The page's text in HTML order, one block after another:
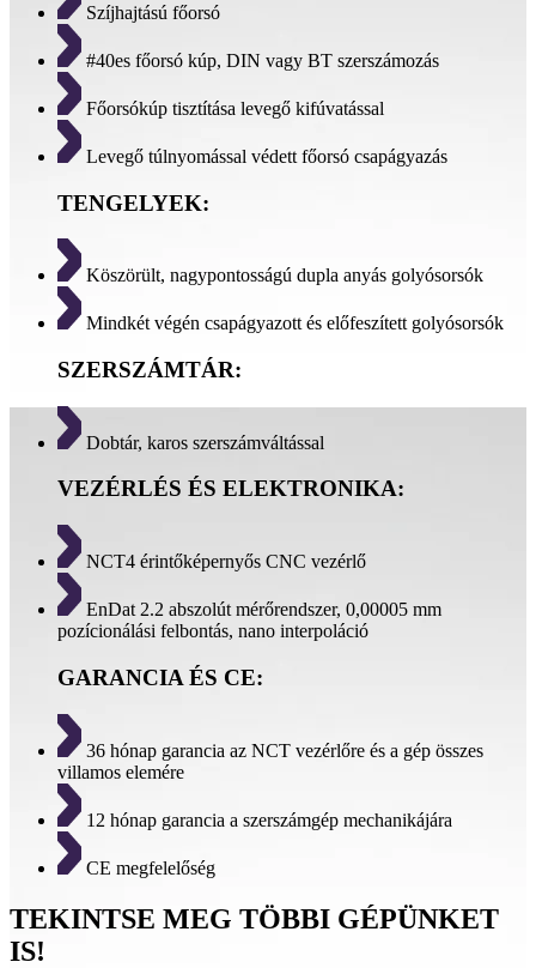
Szíjhajtású főorsó
#40es főorsó kúp, DIN vagy BT szerszámozás
Főorsókúp tisztítása levegő kifúvatással
Levegő túlnyomással védett főorsó csapágyazás
TENGELYEK:
Köszörült, nagypontosságú dupla anyás golyósorsók
Mindkét végén csapágyazott és előfeszített golyósorsók
SZERSZÁMTÁR:
Dobtár, karos szerszámváltással
VEZÉRLÉS ÉS ELEKTRONIKA:
NCT4 érintőképernyős CNC vezérlő
EnDat 2.2 abszolút mérőrendszer, 0,00005 mm
pozícionálási felbontás, nano interpoláció
GARANCIA ÉS CE:
36 hónap garancia az NCT vezérlőre és a gép összes
villamos elemére
12 hónap garancia a szerszámgép mechanikájára
CE megfelelőség
TEKINTSE MEG TÖBBI GÉPÜNKET
IS!